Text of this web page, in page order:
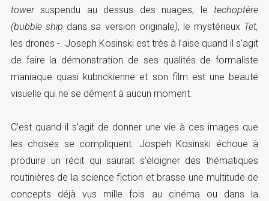
towersuspendu au dessus des nuages, letechoptère
(bubble ship dans sa version originale), le mystérieux Tet,
les drones -. Joseph Kosinski est très à l’aise quand il s’agit
de faire la démonstration de ses qualités de formaliste
maniaque quasi kubrickienne et son film est une beauté
visuelle qui ne se dément à aucun moment.
C’est quand il s’agit de donner une vie à ces images que
les choses se compliquent. Jospeh Kosinski échoue à
produire un récit qui saurait s’éloigner des thématiques
routinières de la science fiction et brasse une multitude de
concepts déjà vus mille fois au cinéma ou dans la